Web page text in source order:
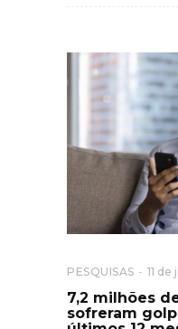
PESQUISAS 11
7,2 milhões
sofreram